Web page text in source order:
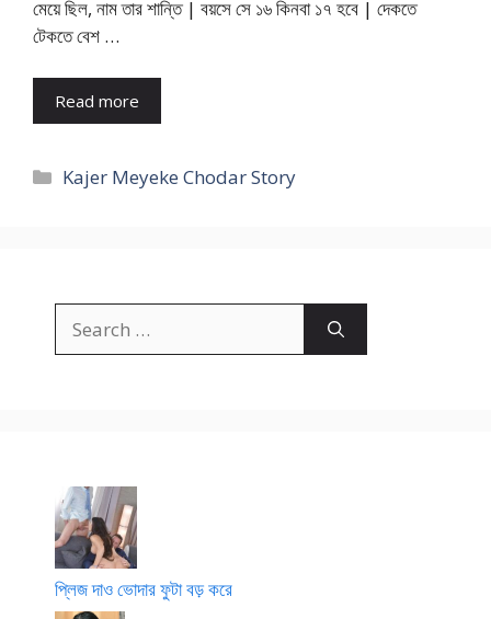
মেয়ে ছিল, নাম তার শান্তি | বয়সে সে ১৬ কিনবা ১৭ হবে | দেকতে
টেকতে বেশ …
Read more
Categories
Kajer Meyeke Chodar Story
for:
প্লিজ দাও ভোদার ফুটা বড় করে